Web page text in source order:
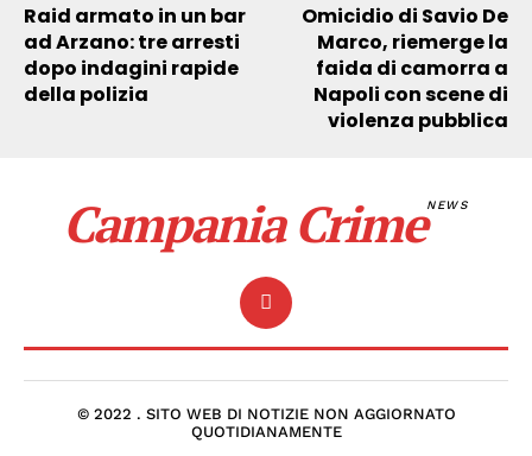
Raid armato in un bar
ad Arzano: tre arresti
dopo indagini rapide
della polizia
Omicidio di Savio De
Marco, riemerge la
faida di camorra a
Napoli con scene di
violenza pubblica
Campania CrimeNEWS
© 2022 . SITO WEB DI NOTIZIE NON AGGIORNATO
QUOTIDIANAMENTE